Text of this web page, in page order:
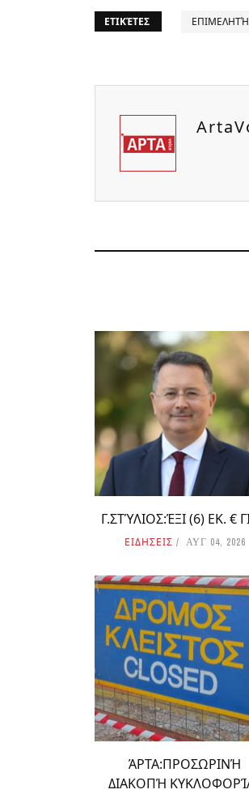
ΕΤΙΚΈΤΕΣ
Γ.ΣΤΎΛΙΟΣ:ΈΞΙ (6) ΕΚ. €
ΕΙΔΗΣΕΙΣ ΑΥΓ 04, 2026
ΆΡΤΑ:ΠΡΟΣΩΡΙΝΉ
ΔΙΑΚΟΠΉ